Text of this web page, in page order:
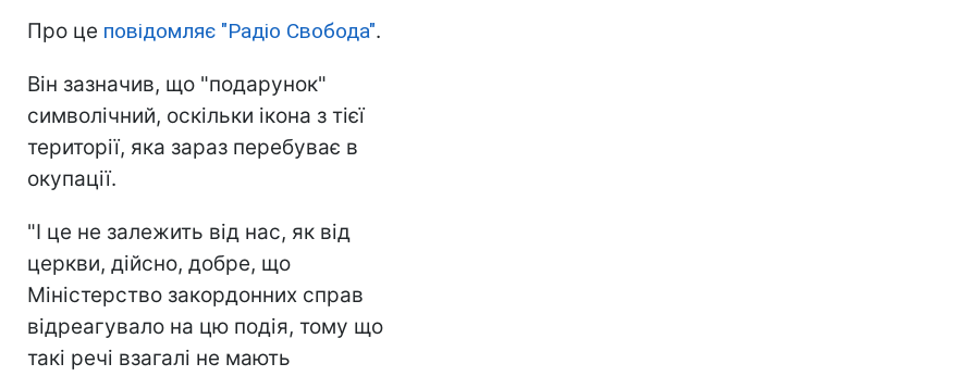
Про це повідомляє "Радіо Свобода".
Він зазначив, що "подарунок"
символічний, оскільки ікона з тієї
території, яка зараз перебуває в
окупації.
"І це не залежить від нас, як від
церкви, дійсно, добре, що
Міністерство закордонних справ
відреагувало на цю подія, тому що
такі речі взагалі не мають